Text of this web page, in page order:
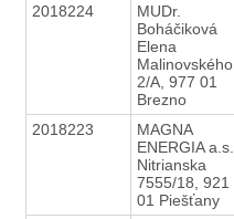
2018224
MUDr.
Boháčiková
Elena
Malinovského
2/A, 977 01
Brezno
2018223
MAGNA
ENERGIA a.s.
Nitrianska
7555/18, 921
01 Piešťany